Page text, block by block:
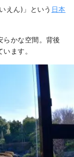
えん)」という 日本
らかな空間。背後
ます。